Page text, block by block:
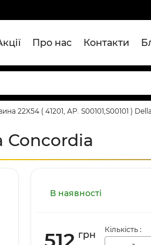
Про нас Контакти
22X54 ( 41201, АР. S00101,S00101 )
Concordia
В наявності
грн Кількість :